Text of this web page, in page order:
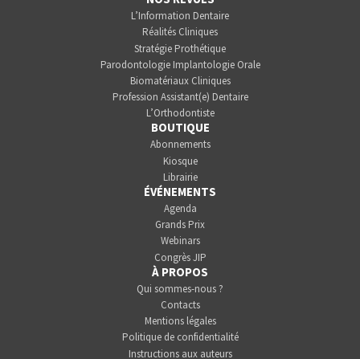
L’Information Dentaire
Réalités Cliniques
Stratégie Prothétique
Parodontologie Implantologie Orale
Biomatériaux Cliniques
Profession Assistant(e) Dentaire
L’Orthodontiste
BOUTIQUE
Abonnements
Kiosque
Librairie
ÉVÉNEMENTS
Agenda
Grands Prix
Webinars
Congrès JIP
À PROPOS
Qui sommes-nous ?
Contacts
Mentions légales
Politique de confidentialité
Instructions aux auteurs